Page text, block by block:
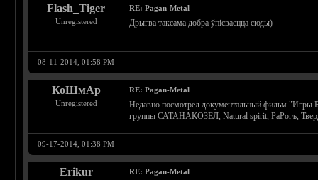
Flash_Tiger
Unregistered
RE: Pagan-Metal
Дрыгва таксама добра ўпісваецца сюды)
08-11-2014, 01:58 PM
КоШмАр
Unregistered
RE: Pagan-Metal
Недавно посмотрел документальный фильм "Игры
группы САТАНАКОЗЕЛ, Natural spirit, РаРогъ,
09-17-2014, 01:38 PM
Erikur RE: Pagan-Metal